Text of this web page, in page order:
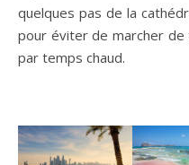
quelques pas de la
pour éviter de marcher
par temps chaud.